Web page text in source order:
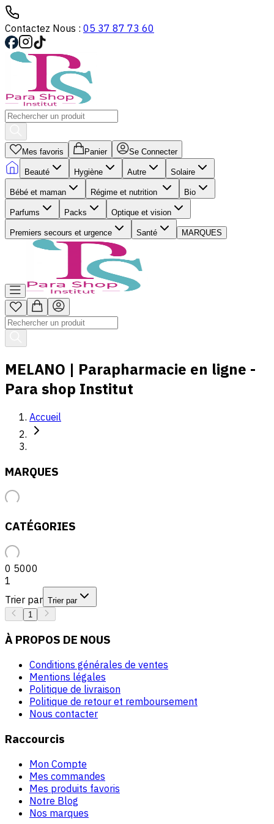
Contactez Nous : 05 37 87 73 60
Mes favoris Panier Se Connecter
Beauté Hygiène Autre Solaire
Bébé et maman Régime et nutrition Bio
Parfums Packs Optique et vision
Premiers secours et urgence Santé MARQUES
MELANO | Parapharmacie en ligne -
Para shop Institut
Accueil
MARQUES
CATÉGORIES
0 5000
1
Trier par Trier par
1
À PROPOS DE NOUS
Conditions générales de ventes
Mentions légales
Politique de livraison
Politique de retour et remboursement
Nous contacter
Raccourcis
Mon Compte
Mes commandes
Mes produits favoris
Notre Blog
Nos marques